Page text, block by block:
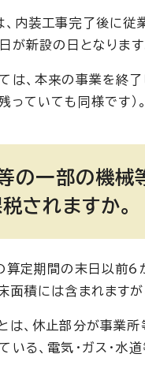
装工事完了後に従業
が新設の日となります
は、本来の事業を終了
っていても同様です）。
一部の機械
されますか。
定期間の末日以前6
面積には含まれます
は、休止部分が事業
いる、電気・ガス・水